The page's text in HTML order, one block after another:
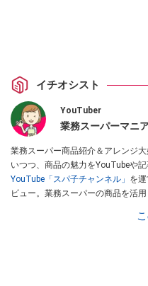
イチオシスト
YouTuber
業務スーパーマニ
業務スーパー商品紹介＆アレンジ
いつつ、商品の魅力をYouTubeや
YouTube「スパ子チャンネル」 を
ビュー。業務スーパーの商品を活